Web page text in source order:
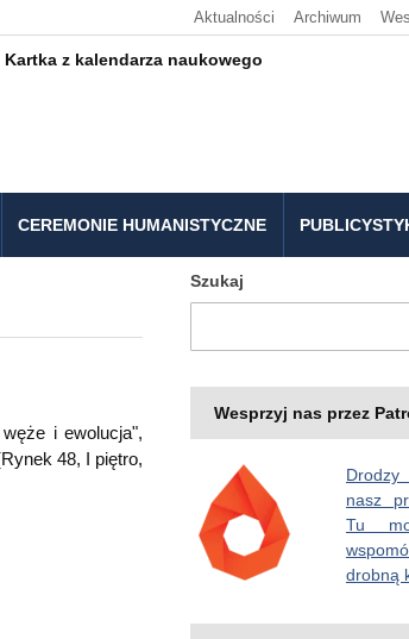
Aktualności Archiwum
Kartka z kalendarza naukowego
CEREMONIE HUMANISTYCZNE
i ewolucja",
48, I piętro,
Szukaj
Wesprzyj nas przez
Drodzy
nasz
Tu
drobną